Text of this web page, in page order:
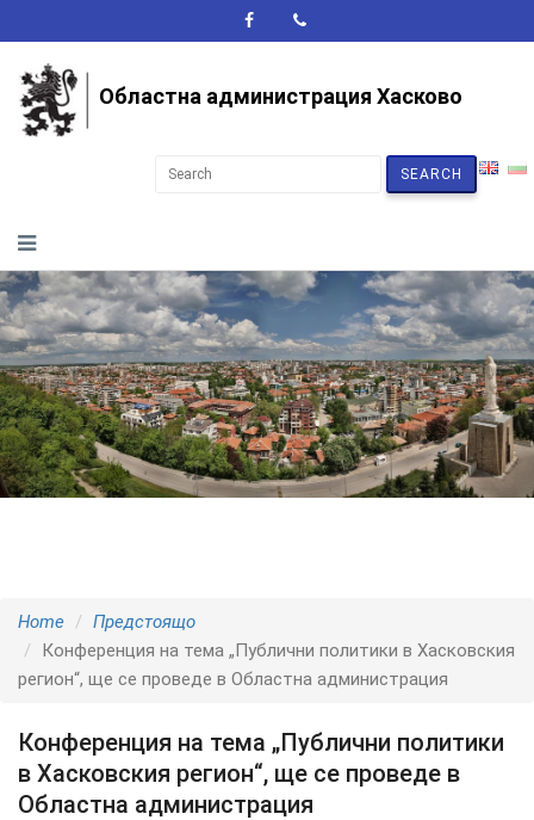
Областна администрация Хасково
SEARCH
Home
Предстоящо
Конференция на тема „Публични политики в Хасковския
регион“, ще се проведе в Областна администрация
Конференция на тема „Публични политики
в Хасковския регион“, ще се проведе в
Областна администрация